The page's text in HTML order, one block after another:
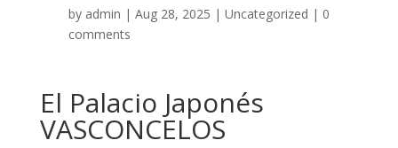
by admin | Aug 28, 2025 | Uncategorized | 0
comments
El Palacio Japonés
VASCONCELOS